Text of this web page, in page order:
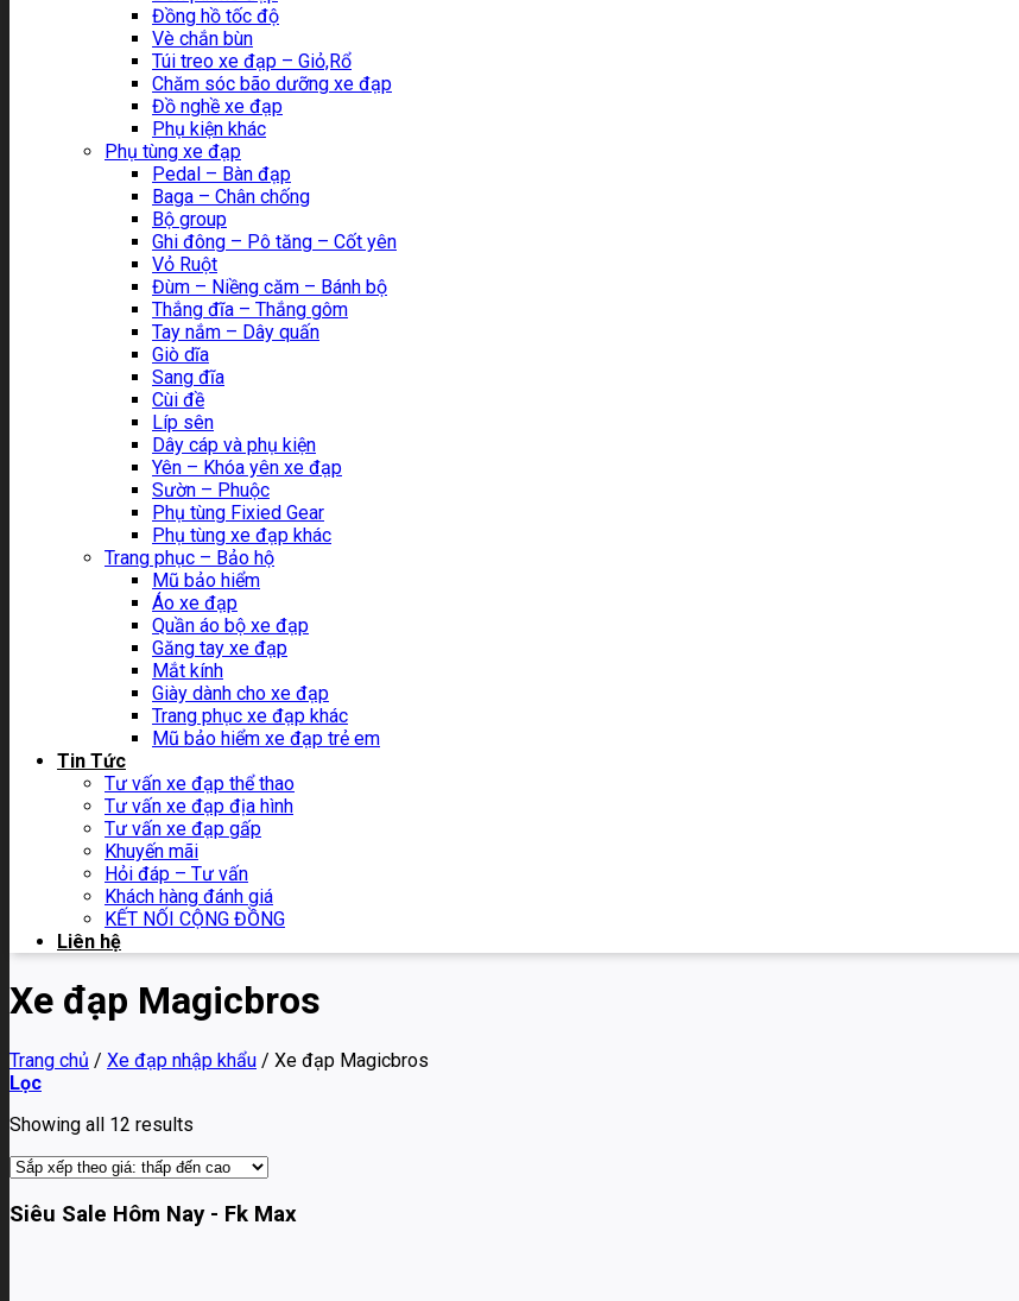
Đồng hồ tốc độ
Vè chắn bùn
Túi treo xe đạp – Giỏ,Rổ
Chăm sóc bão dưỡng xe đạp
Đồ nghề xe đạp
Phụ kiện khác
Phụ tùng xe đạp
Pedal – Bàn đạp
Baga – Chân chống
Bộ group
Ghi đông – Pô tăng – Cốt yên
Vỏ Ruột
Đùm – Niềng căm – Bánh bộ
Thắng đĩa – Thắng gôm
Tay nắm – Dây quấn
Giò dĩa
Sang đĩa
Cùi đề
Líp sên
Dây cáp và phụ kiện
Yên – Khóa yên xe đạp
Sườn – Phuộc
Phụ tùng Fixied Gear
Phụ tùng xe đạp khác
Trang phục – Bảo hộ
Mũ bảo hiểm
Áo xe đạp
Quần áo bộ xe đạp
Găng tay xe đạp
Mắt kính
Giày dành cho xe đạp
Trang phục xe đạp khác
Mũ bảo hiểm xe đạp trẻ em
Tin Tức
Tư vấn xe đạp thể thao
Tư vấn xe đạp địa hình
Tư vấn xe đạp gấp
Khuyến mãi
Hỏi đáp – Tư vấn
Khách hàng đánh giá
KẾT NỐI CỘNG ĐỒNG
Liên hệ
Xe đạp Magicbros
Trang chủ / Xe đạp nhập khẩu / Xe đạp Magicbros
Lọc
Showing all 12 results
Siêu Sale Hôm Nay - Fk Max